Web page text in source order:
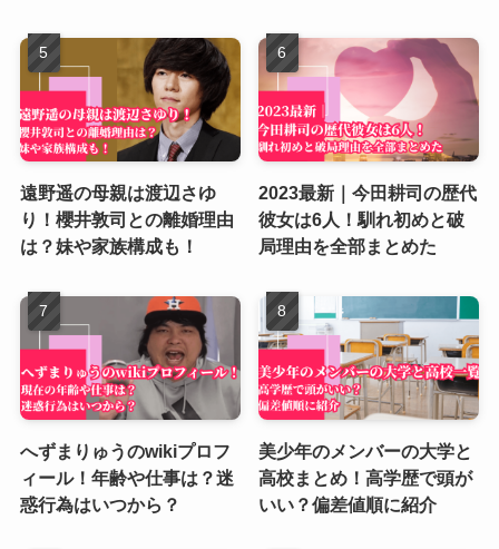
遠野遥の母親は渡辺さゆ
り！櫻井敦司との離婚理由
は？妹や家族構成も！
2023最新｜今田耕司の歴代
彼女は6人！馴れ初めと破
局理由を全部まとめた
へずまりゅうのwikiプロフ
ィール！年齢や仕事は？迷
惑行為はいつから？
美少年のメンバーの大学と
高校まとめ！高学歴で頭が
いい？偏差値順に紹介